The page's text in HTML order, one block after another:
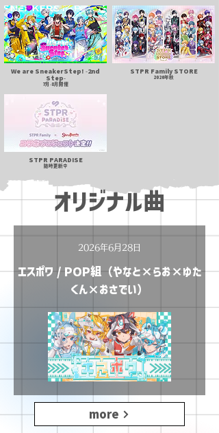
We are SneakerStep! -2nd
Step-
7月-8月開催
STPR PARADISE
随時更新中
STPR Family STORE
2026年秋
オリジナル曲
2026年6月28日
エスポワ / POP組（やなと×らお×ゆた
くん×おさでい）
more